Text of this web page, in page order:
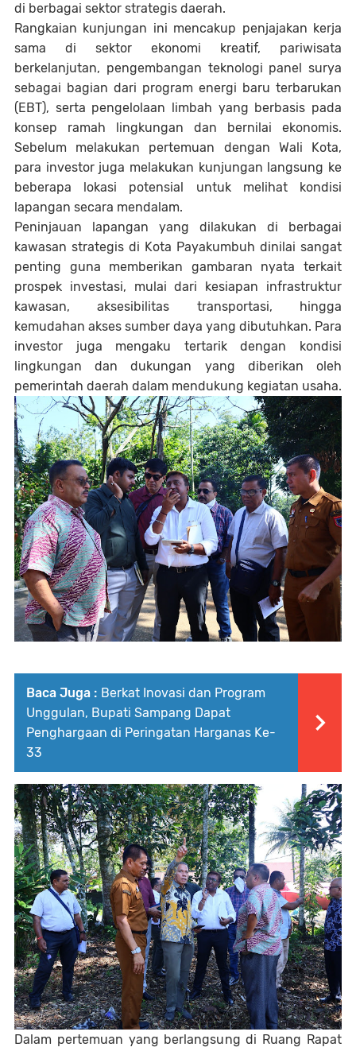
di berbagai sektor strategis daerah.
Rangkaian kunjungan ini mencakup penjajakan kerja
sama di sektor ekonomi kreatif, pariwisata
berkelanjutan, pengembangan teknologi panel surya
sebagai bagian dari program energi baru terbarukan
(EBT), serta pengelolaan limbah yang berbasis pada
konsep ramah lingkungan dan bernilai ekonomis.
Sebelum melakukan pertemuan dengan Wali Kota,
para investor juga melakukan kunjungan langsung ke
beberapa lokasi potensial untuk melihat kondisi
lapangan secara mendalam.
Peninjauan lapangan yang dilakukan di berbagai
kawasan strategis di Kota Payakumbuh dinilai sangat
penting guna memberikan gambaran nyata terkait
prospek investasi, mulai dari kesiapan infrastruktur
kawasan, aksesibilitas transportasi, hingga
kemudahan akses sumber daya yang dibutuhkan. Para
investor juga mengaku tertarik dengan kondisi
lingkungan dan dukungan yang diberikan oleh
pemerintah daerah dalam mendukung kegiatan usaha.
Baca Juga : Berkat Inovasi dan Program
Unggulan, Bupati Sampang Dapat
Penghargaan di Peringatan Harganas Ke-
33
Dalam pertemuan yang berlangsung di Ruang Rapat